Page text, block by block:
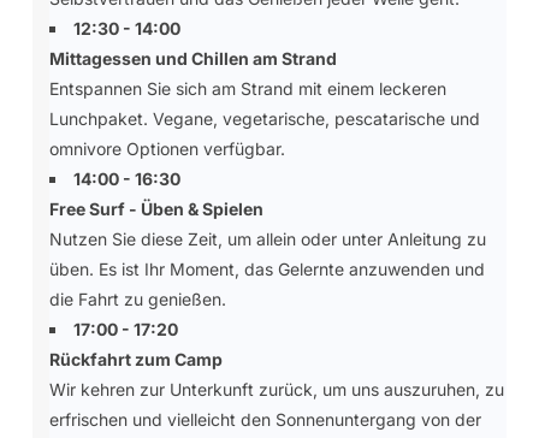
12:30 - 14:00
Mittagessen und Chillen am Strand
Entspannen Sie sich am Strand mit einem leckeren
Lunchpaket. Vegane, vegetarische, pescatarische und
omnivore Optionen verfügbar.
14:00 - 16:30
Free Surf - Üben & Spielen
Nutzen Sie diese Zeit, um allein oder unter Anleitung zu
üben. Es ist Ihr Moment, das Gelernte anzuwenden und
die Fahrt zu genießen.
17:00 - 17:20
Rückfahrt zum Camp
Wir kehren zur Unterkunft zurück, um uns auszuruhen, zu
erfrischen und vielleicht den Sonnenuntergang von der